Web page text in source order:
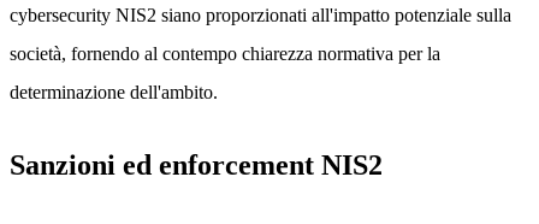
cybersecurity NIS2 siano proporzionati all'impatto potenziale sulla
società, fornendo al contempo chiarezza normativa per la
determinazione dell'ambito.
Sanzioni ed enforcement NIS2